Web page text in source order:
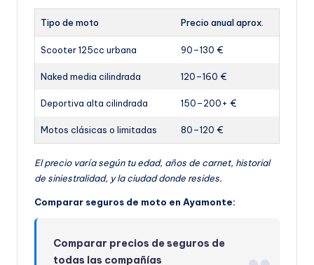
Tipo de moto Precio anual aprox.
Scooter 125cc urbana 90–130 €
Naked media cilindrada 120–160 €
Deportiva alta cilindrada 150–200+ €
Motos clásicas o limitadas 80–120 €
El precio varía según tu edad, años de carnet, historial
de siniestralidad, y la ciudad donde resides.
Comparar seguros de moto en Ayamonte:
Comparar precios de seguros de
todas las compañías